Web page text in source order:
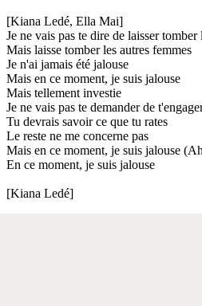
[Kiana Ledé, Ella Mai]
Je ne vais pas te dire de laisser tomber
Mais laisse tomber les autres femmes
Je n'ai jamais été jalouse
Mais en ce moment, je suis jalouse
Mais tellement investie
Je ne vais pas te demander de
Tu devrais savoir ce que tu rates
Le reste ne me concerne pas
Mais en ce moment, je suis jalouse
En ce moment, je suis jalouse
[Kiana Ledé]